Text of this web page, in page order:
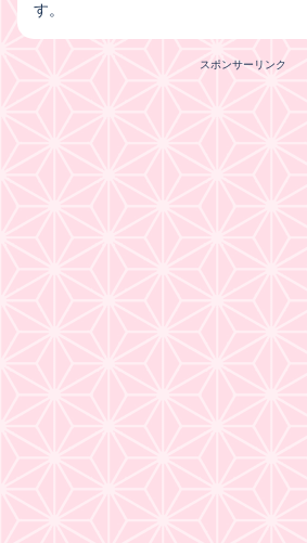
す。
スポンサーリンク